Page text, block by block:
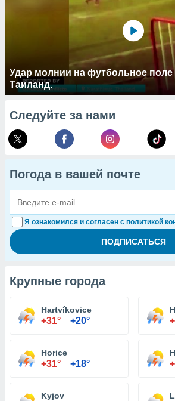
Удар молнии на футбольное поле
Таиланд.
Следуйте за нами
Погода в вашей почте
Я ознакомился и согласен с политикой
Крупные города
Hartvíkovice
+31° +20°
Horice
+31° +18°
Kyjov